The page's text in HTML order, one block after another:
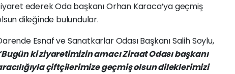
ederekOdabaşkanıOrhan Karaca’yageçmiş
dileğinde bulundular.
EsnafveSanatkarlarOdasıBaşkanıSalihSoylu,
kiziyaretimizinamacıZiraatOdasıbaşkanı
çiftçilerimizegeçmişolsundileklerimizi